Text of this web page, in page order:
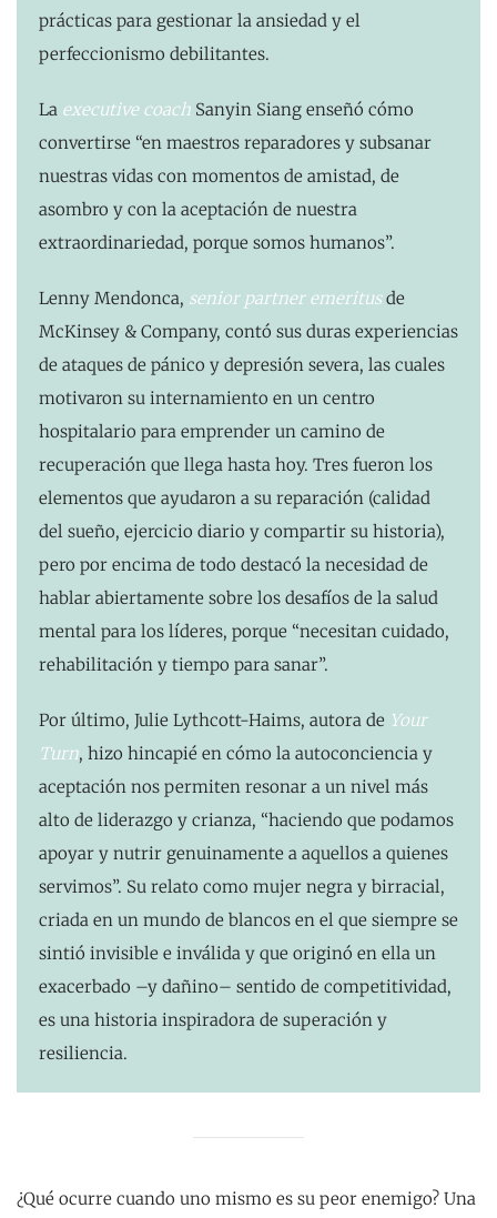
prácticas para gestionar la ansiedad y el
perfeccionismo debilitantes.
La executive coach Sanyin Siang enseñó cómo
convertirse “en maestros reparadores y subsanar
nuestras vidas con momentos de amistad, de
asombro y con la aceptación de nuestra
extraordinariedad, porque somos humanos”.
Lenny Mendonca, senior partner emeritusde
McKinsey & Company, contó sus duras experiencias
de ataques de pánico y depresión severa, las cuales
motivaron su internamiento en un centro
hospitalario para emprender un camino de
recuperación que llega hasta hoy. Tres fueron los
elementos que ayudaron a su reparación (calidad
del sueño, ejercicio diario y compartir su historia),
pero por encima de todo destacó la necesidad de
hablar abiertamente sobre los desafíos de la salud
mental para los líderes, porque “necesitan cuidado,
rehabilitación y tiempo para sanar”.
Por último, Julie Lythcott-Haims, autora de Your
Turn, hizo hincapié en cómo la autoconciencia y
aceptación nos permiten resonar a un nivel más
alto de liderazgo y crianza, “haciendo que podamos
apoyar y nutrir genuinamente a aquellos a quienes
servimos”. Su relato como mujer negra y birracial,
criada en un mundo de blancos en el que siempre se
sintió invisible e inválida y que originó en ella un
exacerbado –y dañino– sentido de competitividad,
es una historia inspiradora de superación y
resiliencia.
¿Qué ocurre cuando uno mismo es su peor enemigo? Una